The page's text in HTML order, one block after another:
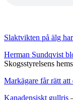
Slaktvikten på älg
Herman Sundqvist
Skogsstyrelsens
Markägare får rätt
Kanadensiskt gullris